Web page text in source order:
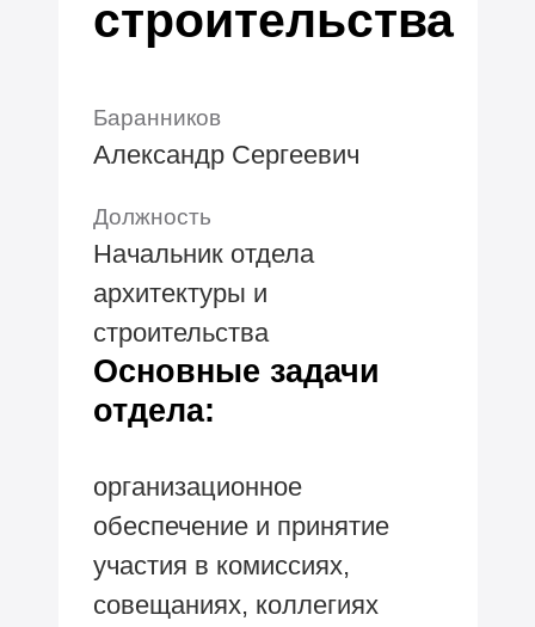
строительства
Баранников
Александр Сергеевич
Должность
Начальник отдела
архитектуры и
строительства
Основные задачи
отдела:
организационное
обеспечение и принятие
участия в комиссиях,
совещаниях, коллегиях